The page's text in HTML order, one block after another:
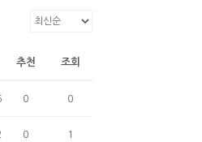
추천 조회
0 0
0 1